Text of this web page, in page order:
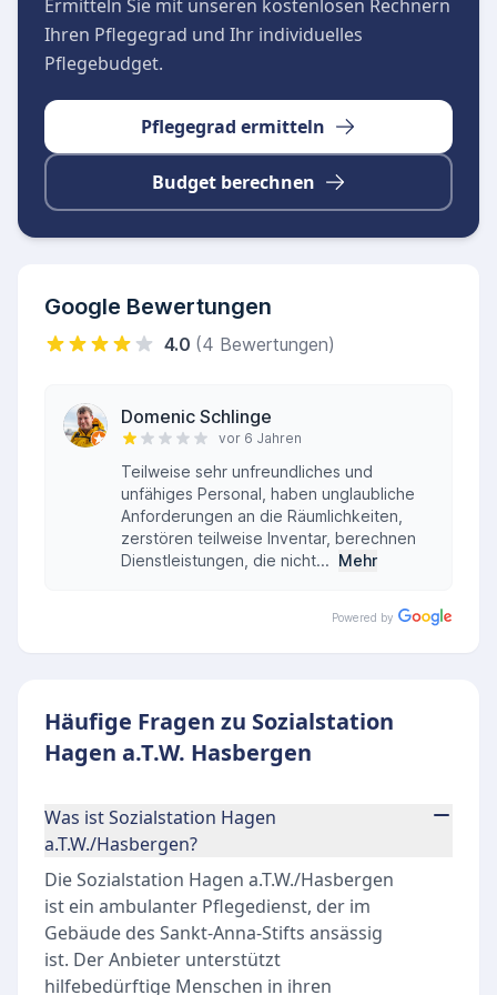
zurückgreifen.
Ermitteln Sie mit unseren kostenlosen Rechnern
Ihren Pflegegrad und Ihr individuelles
Pflegebudget.
Pflegegrad ermitteln
Budget berechnen
Google Bewertungen
4.0 (4 Bewertungen)
Domenic Schlinge
vor 6 Jahren
Teilweise sehr unfreundliches und
unfähiges Personal, haben unglaubliche
Anforderungen an die Räumlichkeiten,
zerstören teilweise Inventar, berechnen
Dienstleistungen, die nicht... Mehr
Powered by
Häufige Fragen zu Sozialstation
Hagen a.T.W. Hasbergen
Was ist Sozialstation Hagen
a.T.W./Hasbergen?
Die Sozialstation Hagen a.T.W./Hasbergen
ist ein ambulanter Pflegedienst, der im
Gebäude des Sankt-Anna-Stifts ansässig
ist. Der Anbieter unterstützt
hilfebedürftige Menschen in ihren